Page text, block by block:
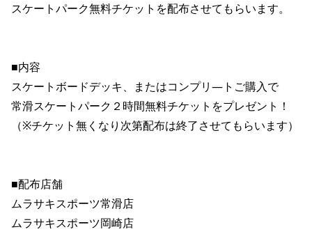
ムラサキスポーツ 公式アプリ
スケートパーク無料チケットを配布させてもらいます。
■内容
スケートボードデッキ、またはコンプリ―トご購入で
常滑スケートパーク２時間無料チケットをプレゼント！
（※チケット無くなり次第配布は終了させてもらいます）
■配布店舗
ムラサキスポーツ常滑店
ムラサキスポーツ岡崎店